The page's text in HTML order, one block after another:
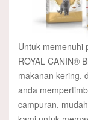
Untuk memenuhi
ROYAL CANIN®
makanan kering,
anda
campuran,